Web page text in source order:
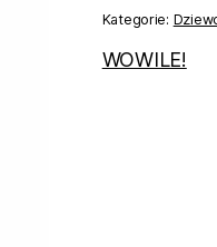
w
gwiazdki
122
Kategorie:
WOWILE!